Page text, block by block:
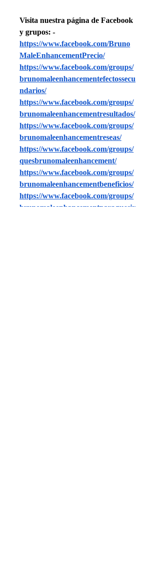
Visita nuestra página de Facebook
y grupos: -
https://www.facebook.com/Bruno
MaleEnhancementPrecio/
https://www.facebook.com/groups/
brunomaleenhancementefectossecu
ndarios/
https://www.facebook.com/groups/
brunomaleenhancementresultados/
https://www.facebook.com/groups/
brunomaleenhancementreseas/
https://www.facebook.com/groups/
quesbrunomaleenhancement/
https://www.facebook.com/groups/
brunomaleenhancementbeneficios/
https://www.facebook.com/groups/
brunomaleenhancementparaquesir